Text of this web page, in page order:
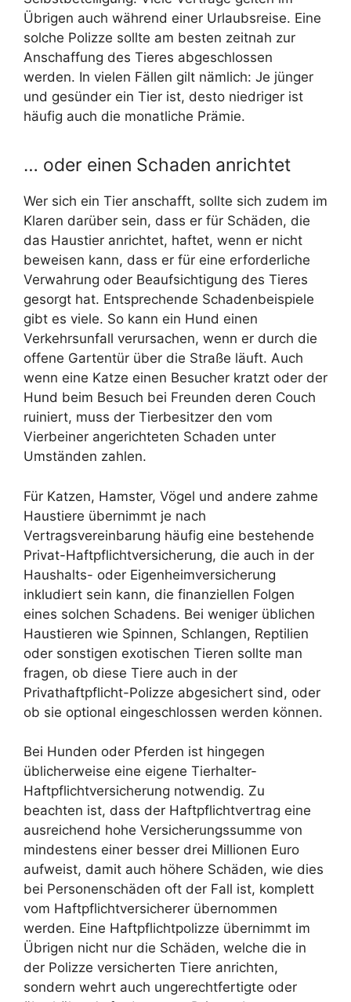
Übrigen auch während einer Urlaubsreise. Eine
solche Polizze sollte am besten zeitnah zur
Anschaffung des Tieres abgeschlossen
werden. In vielen Fällen gilt nämlich: Je jünger
und gesünder ein Tier ist, desto niedriger ist
häufig auch die monatliche Prämie.
… oder einen Schaden anrichtet
Wer sich ein Tier anschafft, sollte sich zudem im
Klaren darüber sein, dass er für Schäden, die
das Haustier anrichtet, haftet, wenn er nicht
beweisen kann, dass er für eine erforderliche
Verwahrung oder Beaufsichtigung des Tieres
gesorgt hat. Entsprechende Schadenbeispiele
gibt es viele. So kann ein Hund einen
Verkehrsunfall verursachen, wenn er durch die
offene Gartentür über die Straße läuft. Auch
wenn eine Katze einen Besucher kratzt oder der
Hund beim Besuch bei Freunden deren Couch
ruiniert, muss der Tierbesitzer den vom
Vierbeiner angerichteten Schaden unter
Umständen zahlen.
Für Katzen, Hamster, Vögel und andere zahme
Haustiere übernimmt je nach
Vertragsvereinbarung häufig eine bestehende
Privat-Haftpflichtversicherung, die auch in der
Haushalts- oder Eigenheimversicherung
inkludiert sein kann, die finanziellen Folgen
eines solchen Schadens. Bei weniger üblichen
Haustieren wie Spinnen, Schlangen, Reptilien
oder sonstigen exotischen Tieren sollte man
fragen, ob diese Tiere auch in der
Privathaftpflicht-Polizze abgesichert sind, oder
ob sie optional eingeschlossen werden können.
Bei Hunden oder Pferden ist hingegen
üblicherweise eine eigene Tierhalter-
Haftpflichtversicherung notwendig. Zu
beachten ist, dass der Haftpflichtvertrag eine
ausreichend hohe Versicherungssumme von
mindestens einer besser drei Millionen Euro
aufweist, damit auch höhere Schäden, wie dies
bei Personenschäden oft der Fall ist, komplett
vom Haftpflichtversicherer übernommen
werden. Eine Haftpflichtpolizze übernimmt im
Übrigen nicht nur die Schäden, welche die in
der Polizze versicherten Tiere anrichten,
sondern wehrt auch ungerechtfertigte oder